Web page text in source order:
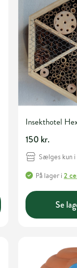
Insekthotel
150 kr.
Sælges kun
På lager i2
Se